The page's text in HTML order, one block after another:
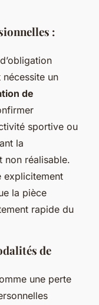
:
un
de
sportive ou
la
non réalisable.
explicitement
la pièce
rapide du
de
une perte